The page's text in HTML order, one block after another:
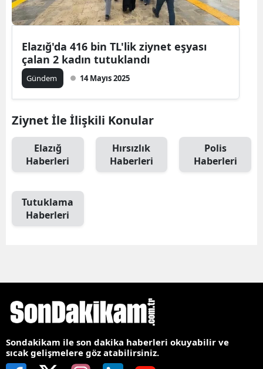
Elazığ'da 416 bin TL'lik ziynet eşyası
çalan 2 kadın tutuklandı
Gündem 14 Mayıs 2025
Ziynet İle İlişkili Konular
Elazığ
Haberleri
Hırsızlık
Haberleri
Polis
Haberleri
Tutuklama
Haberleri
Sondakikam ile son dakika haberleri okuyabilir ve
sıcak gelişmelere göz atabilirsiniz.